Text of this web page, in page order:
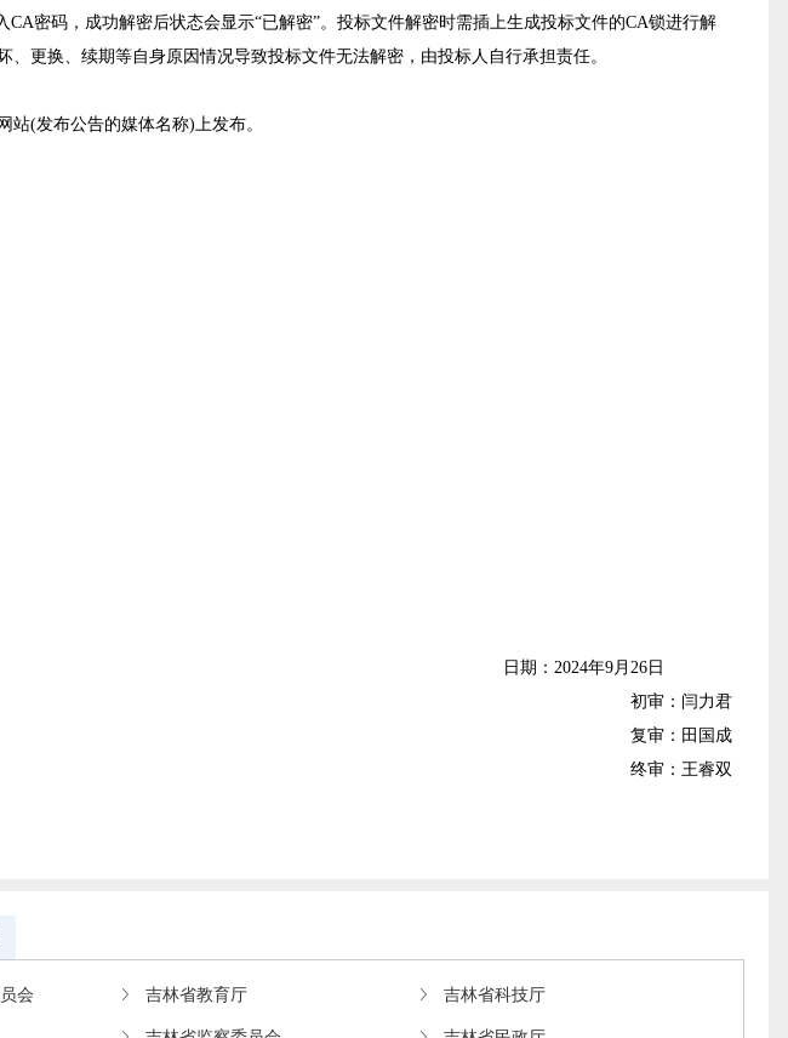
密码，成功解密后状态会显示“已解密”。投标文件解密时需插上生成投标文件的CA锁进行解
更换、续期等自身原因情况导致投标文件无法解密，由投标人自行承担责任。
站(发布公告的媒体名称)上发布。
日期：2024年9月26日
初审：闫力君
复审：田国成
终审：王睿双
会 吉林省教育厅 吉林省科技厅